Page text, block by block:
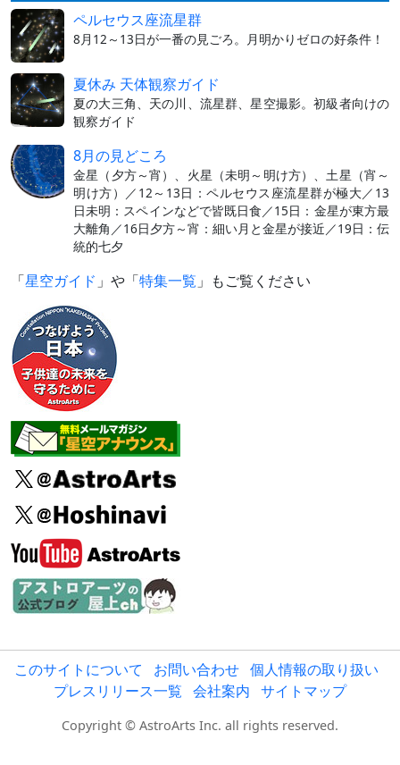
ペルセウス座流星群
8月12～13日が一番の見ごろ。月明かりゼロの好条件！
夏休み 天体観察ガイド
夏の大三角、天の川、流星群、星空撮影。初級者向けの
観察ガイド
8月の見どころ
金星（夕方～宵）、火星（未明～明け方）、土星（宵～
明け方）／12～13日：ペルセウス座流星群が極大／13
日未明：スペインなどで皆既日食／15日：金星が東方最
大離角／16日夕方～宵：細い月と金星が接近／19日：伝
統的七夕
「星空ガイド 」や「特集一覧 」もご覧ください
このサイトについて お問い合わせ 個人情報の取り扱い
プレスリリース一覧 会社案内 サイトマップ
Copyright © AstroArts Inc. all rights reserved.